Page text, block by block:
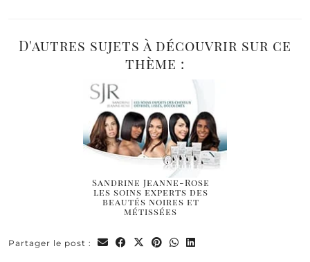
D'autres sujets à découvrir sur ce
thème :
Sandrine Jeanne-Rose
les soins experts des
beautés noires et
métissées
Partager le post :